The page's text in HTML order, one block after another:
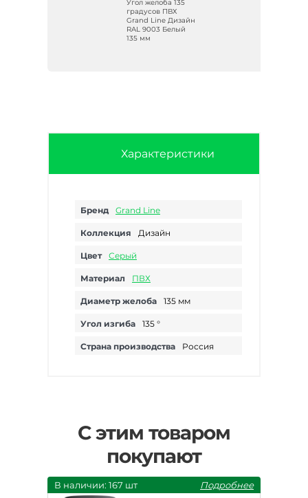
Угол желоба 135
градусов ПВХ
Grand Line Дизайн
RAL 9003 Белый
135 мм
Характеристики
Бренд Grand Line
Коллекция Дизайн
Цвет Серый
Материал ПВХ
Диаметр желоба 135 мм
Угол изгиба 135 °
Страна производства Россия
С этим товаром
покупают
В наличии: 167 шт Подробнее